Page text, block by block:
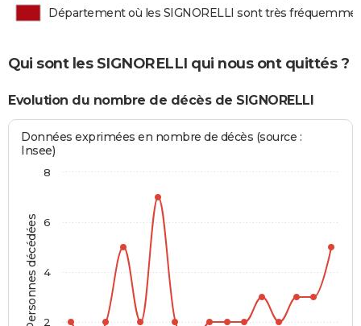
Département où les SIGNORELLI sont très
Qui sont les SIGNORELLI qui nous ont quittés ?
Evolution du nombre de décès de SIGNORELLI
Personnes décédées
Données exprimées en nombre de décès (source :
Insee)
2
4
6
8